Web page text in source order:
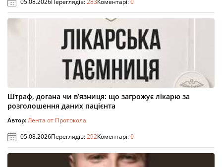
05.08.2026Переглядів:283Коментарі:0
Штраф, догана чи в’язниця: що загрожує лікарю за
розголошення даних пацієнта
Автор:Лента от Протокола
05.08.2026Переглядів:292Коментарі:0